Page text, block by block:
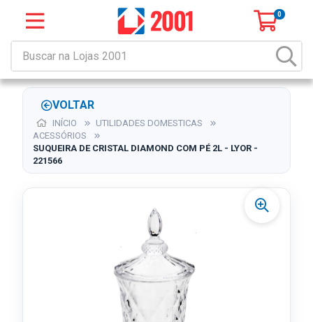
0
VOLTAR
INÍCIO
UTILIDADES DOMESTICAS
ACESSÓRIOS
SUQUEIRA DE CRISTAL DIAMOND COM PÉ 2L - LYOR -
221566